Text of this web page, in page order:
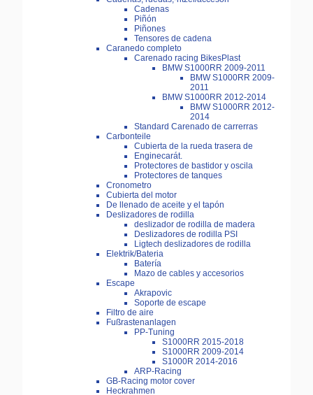
Cadenas
Piñón
Piñones
Tensores de cadena
Caranedo completo
Carenado racing BikesPlast
BMW S1000RR 2009-2011
BMW S1000RR 2009-
2011
BMW S1000RR 2012-2014
BMW S1000RR 2012-
2014
Standard Carenado de carrerras
Carbonteile
Cubierta de la rueda trasera de
Enginecarát.
Protectores de bastidor y oscila
Protectores de tanques
Cronometro
Cubierta del motor
De llenado de aceite y el tapón
Deslizadores de rodilla
deslizador de rodilla de madera
Deslizadores de rodilla PSI
Ligtech deslizadores de rodilla
Elektrik/Bateria
Batería
Mazo de cables y accesorios
Escape
Akrapovic
Soporte de escape
Filtro de aire
Fußrastenanlagen
PP-Tuning
S1000RR 2015-2018
S1000RR 2009-2014
S1000R 2014-2016
ARP-Racing
GB-Racing motor cover
Heckrahmen